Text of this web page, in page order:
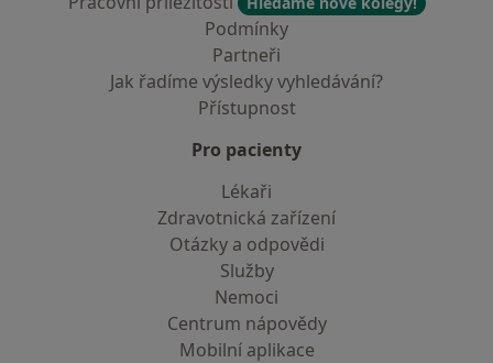
Podmínky
Partneři
Jak řadíme výsledky vyhledávání?
Přístupnost
Pro pacienty
Lékaři
Zdravotnická zařízení
Otázky a odpovědi
Služby
Nemoci
Centrum nápovědy
Mobilní aplikace